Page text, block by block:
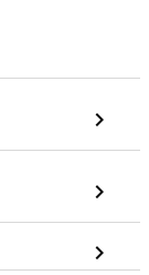
chevron_right
chevron_right
chevron_right